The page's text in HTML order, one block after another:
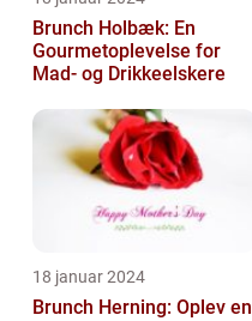
Brunch Holbæk: En
Gourmetoplevelse for
Mad- og Drikkeelskere
18 januar 2024
Brunch Herning: Oplev en